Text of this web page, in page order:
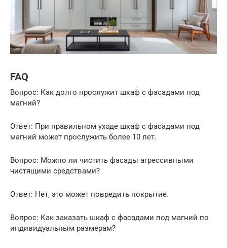
FAQ
Вопрос: Как долго прослужит шкаф с фасадами под
магний?
Ответ: При правильном уходе шкаф с фасадами под
магний может прослужить более 10 лет.
Вопрос: Можно ли чистить фасады агрессивными
чистящими средствами?
Ответ: Нет, это может повредить покрытие.
Вопрос: Как заказать шкаф с фасадами под магний по
индивидуальным размерам?